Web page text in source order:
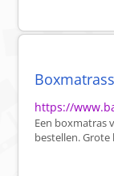
https://
Een boxmatras
bestellen.